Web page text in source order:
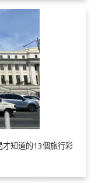
知道的13個旅行彩